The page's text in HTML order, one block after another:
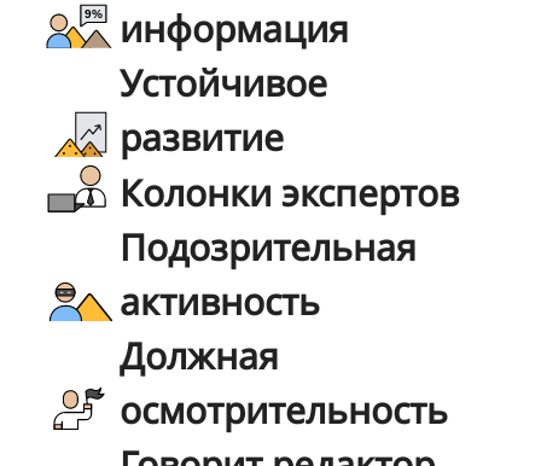
информация
Устойчивое
развитие
Колонки экспертов
Подозрительная
активность
Должная
осмотрительность